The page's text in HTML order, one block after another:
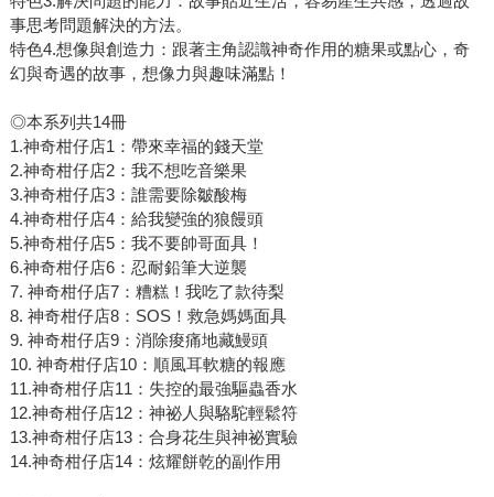
事思考問題解決的方法。
特色4.想像與創造力：跟著主角認識神奇作用的糖果或點心，奇
幻與奇遇的故事，想像力與趣味滿點！
◎本系列共14冊
1.神奇柑仔店1：帶來幸福的錢天堂
2.神奇柑仔店2：我不想吃音樂果
3.神奇柑仔店3：誰需要除皺酸梅
4.神奇柑仔店4：給我變強的狼饅頭
5.神奇柑仔店5：我不要帥哥面具！
6.神奇柑仔店6：忍耐鉛筆大逆襲
7. 神奇柑仔店7：糟糕！我吃了款待梨
8. 神奇柑仔店8：SOS！救急媽媽面具
9. 神奇柑仔店9：消除痠痛地藏鰻頭
10. 神奇柑仔店10：順風耳軟糖的報應
11.神奇柑仔店11：失控的最強驅蟲香水
12.神奇柑仔店12：神祕人與駱駝輕鬆符
13.神奇柑仔店13：合身花生與神祕實驗
14.神奇柑仔店14：炫耀餅乾的副作用